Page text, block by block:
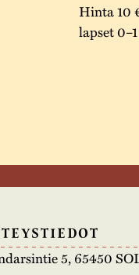
Hinta 10
lapset
5, 65450